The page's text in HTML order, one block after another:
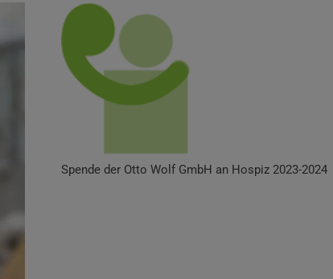
Spende der Otto Wolf GmbH an Hospiz 2023-2024